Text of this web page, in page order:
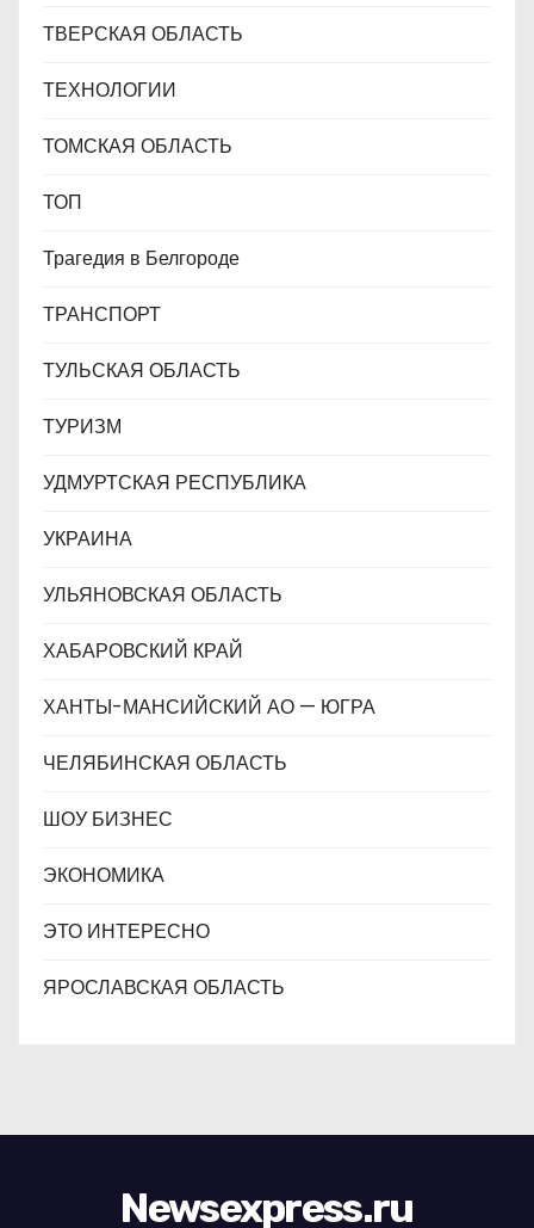
ТВЕРСКАЯ ОБЛАСТЬ
ТЕХНОЛОГИИ
ТОМСКАЯ ОБЛАСТЬ
ТОП
Трагедия в Белгороде
ТРАНСПОРТ
ТУЛЬСКАЯ ОБЛАСТЬ
ТУРИЗМ
УДМУРТСКАЯ РЕСПУБЛИКА
УКРАИНА
УЛЬЯНОВСКАЯ ОБЛАСТЬ
ХАБАРОВСКИЙ КРАЙ
ХАНТЫ-МАНСИЙСКИЙ АО — ЮГРА
ЧЕЛЯБИНСКАЯ ОБЛАСТЬ
ШОУ БИЗНЕС
ЭКОНОМИКА
ЭТО ИНТЕРЕСНО
ЯРОСЛАВСКАЯ ОБЛАСТЬ
Newsexpress.ru